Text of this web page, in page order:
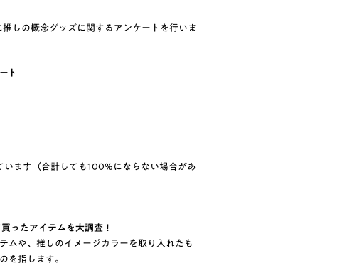
しの概念グッズに関するアンケートを行いま
ト
ます（合計しても100%にならない場合があ
ったアイテムを大調査！
ムや、推しのイメージカラーを取り入れたも
を指します。